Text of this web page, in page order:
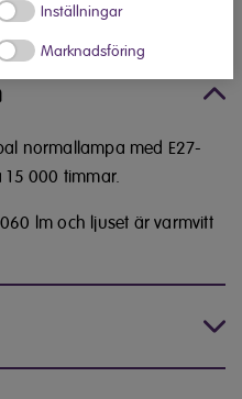
Inställningar
Marknadsföring
normallampa med E27-
000 timmar.
lm och ljuset är varmvitt